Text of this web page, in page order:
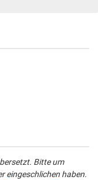
Bitte um
eingeschlichen haben.